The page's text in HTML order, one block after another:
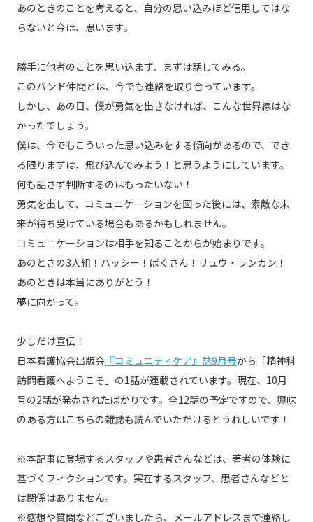
あのときのことを考えると、自分の思い込みほど信用してはな
らないと今は、思います。
勝手に他者のことを思い込まず、まずは話してみる。
このバンド仲間とは、今でも連絡を取り合っています。
しかし、あの日、僕が勇気を出さなければ、こんな世界線はな
かったでしょう。
僕は、今でもこういった思い込みをする傾向があるので、でき
る限りまずは、飛び込んでみよう！と思うようにしています。
何も話さず判断するのはもったいない！
勇気を出して、コミュニケーションを図った後には、素敵な未
来が待ち受けている場合もあるかもしれません。
コミュニケーションは相手を知ることからが始まりです。
あのときの3人組！ハッシー！ばくさん！リュウ・ランカン！
あのときは本当にありがとう！
夢に向かって。
少しだけ宣伝！
日本看護協会出版会『コミュニティケア』誌9月号から「精神科
訪問看護へようこそ」の1話が連載されています。現在、10月
号の2話が発売されたばかりです。全12話の予定ですので、興味
のある方はこちらの雑誌も読んでいただけるとうれしいです！
※本記事に登場するスタッフや患者さんなどは、著者の体験に
基づくフィクションです。実在するスタッフ、患者さんなどと
は関係はありません。
※感想や質問などございましたら、メールアドレスまで連絡し